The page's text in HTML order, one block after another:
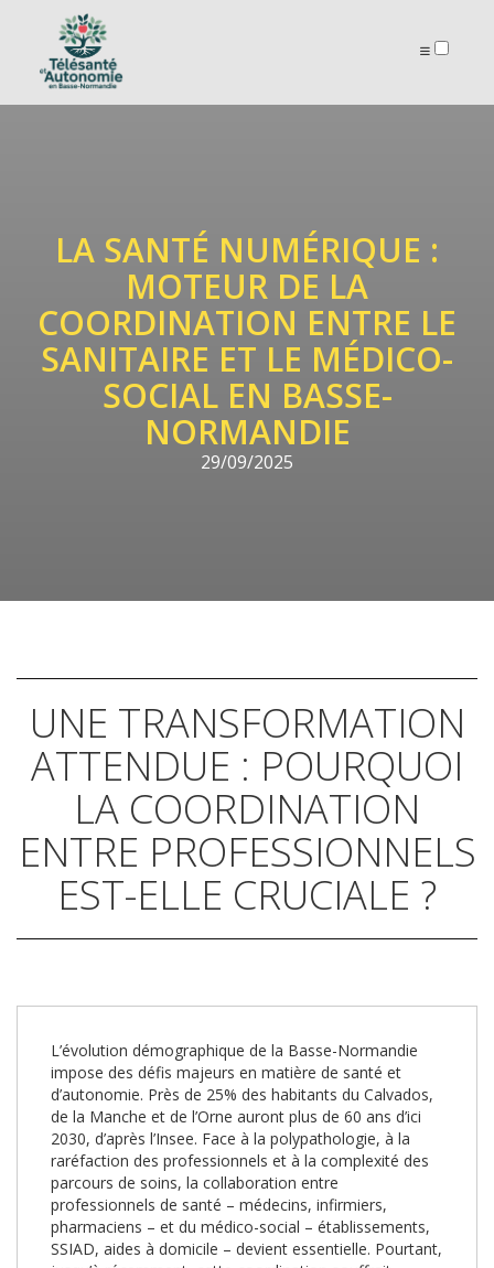
LA SANTÉ NUMÉRIQUE :
MOTEUR DE LA
COORDINATION ENTRE LE
SANITAIRE ET LE MÉDICO-
SOCIAL EN BASSE-
NORMANDIE
29/09/2025
UNE TRANSFORMATION
ATTENDUE : POURQUOI
LA COORDINATION
ENTRE PROFESSIONNELS
EST-ELLE CRUCIALE ?
L’évolution démographique de la Basse-Normandie
impose des défis majeurs en matière de santé et
d’autonomie. Près de 25% des habitants du Calvados,
de la Manche et de l’Orne auront plus de 60 ans d’ici
2030, d’après l’Insee. Face à la polypathologie, à la
raréfaction des professionnels et à la complexité des
parcours de soins, la collaboration entre
professionnels de santé – médecins, infirmiers,
pharmaciens – et du médico-social – établissements,
SSIAD, aides à domicile – devient essentielle. Pourtant,